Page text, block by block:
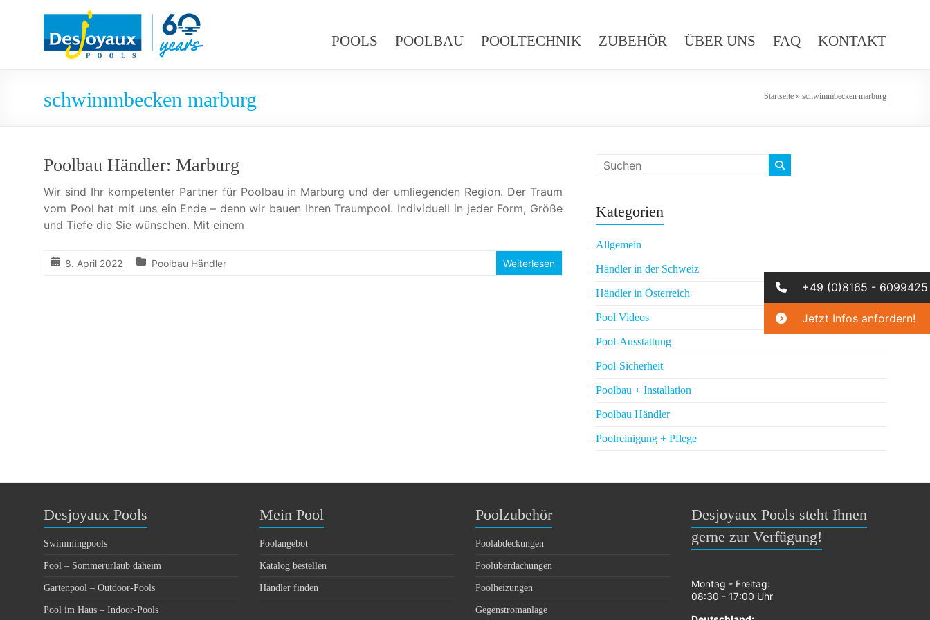
Pool
&
von
POOLS POOLBAU POOLTECHNIK ZUBEHÖR ÜBER UNS FAQ KONTAKT
schwimmbecken marburg Startseite » schwimmbecken marburg
Poolbau Händler: Marburg
Wir sind Ihr kompetenter Partner für Poolbau in Marburg und der umliegenden Region. Der Traum
vom Pool hat mit uns ein Ende – denn wir bauen Ihren Traumpool. Individuell in jeder Form, Größe
und Tiefe die Sie wünschen. Mit einem
8. April 2022 Poolbau Händler Weiterlesen
Kategorien
Allgemein
Händler in der Schweiz
Händler in Österreich
Pool Videos
Pool-Ausstattung
Pool-Sicherheit
Poolbau + Installation
Poolbau Händler
Poolreinigung + Pflege
Desjoyaux Pools
Swimmingpools
Pool – Sommerurlaub daheim
Gartenpool – Outdoor-Pools
Pool im Haus – Indoor-Pools
Mein Pool
Poolangebot
Katalog bestellen
Händler finden
Poolzubehör
Poolabdeckungen
Poolüberdachungen
Poolheizungen
Gegenstromanlage
Desjoyaux Pools steht Ihnen
gerne zur Verfügung!
Montag - Freitag:
08:30 - 17:00 Uhr
+49 (0)8165 - 6099425
Jetzt Infos anfordern!